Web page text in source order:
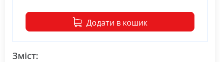
Додати в кошик
Зміст: